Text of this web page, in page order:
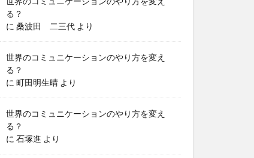
る？
に 桑波田 二三代 より
世界のコミュニケーションのやり方を変え
る？
に 町田明生晴 より
世界のコミュニケーションのやり方を変え
る？
に 石塚進 より